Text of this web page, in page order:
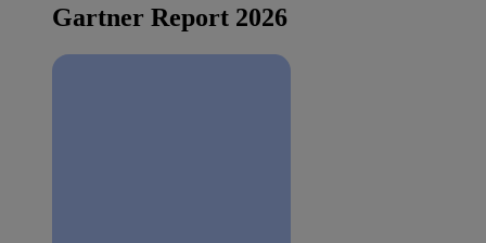
Gartner Report 2026